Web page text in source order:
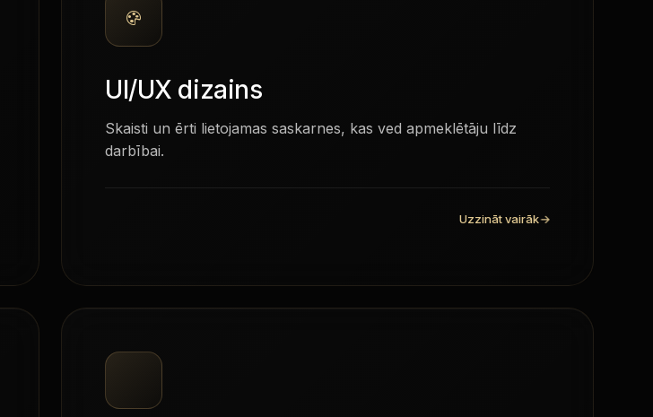
UI/UX dizains
Skaisti un ērti lietojamas saskarnes, kas ved apmeklētāju līdz
darbībai.
Uzzināt vairāk→